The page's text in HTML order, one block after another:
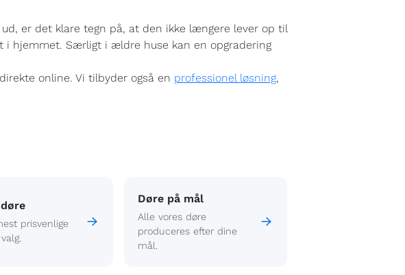
er det klare tegn på, at den ikke længere lever op til
hjemmet. Særligt i ældre huse kan en opgradering
online. Vi tilbyder også en professionel løsning,
prisvenlige
Døre på mål
Alle vores døre
produceres efter dine
mål.